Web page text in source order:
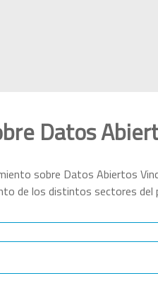
Datos
sobre Datos Abiertos
de los distintos sectores del